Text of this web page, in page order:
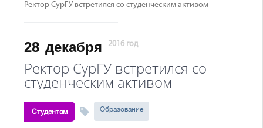
Ректор СурГУ встретился со студенческим активом
28 декабря 2016 год
Ректор СурГУ встретился со
студенческим активом
Студентам Образование